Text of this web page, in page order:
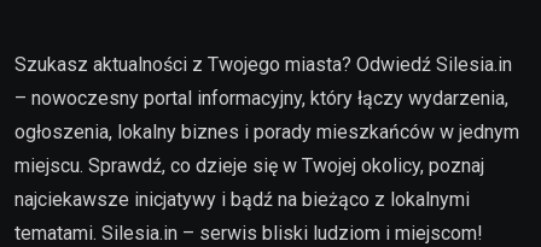
Szukasz aktualności z Twojego miasta? Odwiedź Silesia.in
– nowoczesny portal informacyjny, który łączy wydarzenia,
ogłoszenia, lokalny biznes i porady mieszkańców w jednym
miejscu. Sprawdź, co dzieje się w Twojej okolicy, poznaj
najciekawsze inicjatywy i bądź na bieżąco z lokalnymi
tematami. Silesia.in – serwis bliski ludziom i miejscom!